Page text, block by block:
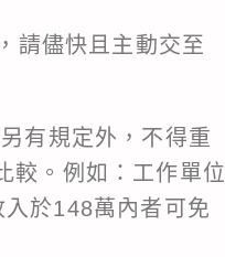
請儘快且主動交至
有規定外，不得重
較。例如：工作單位
於148萬內者可免